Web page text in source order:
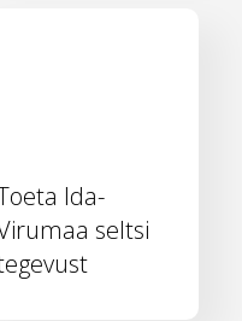
Ida-
seltsi